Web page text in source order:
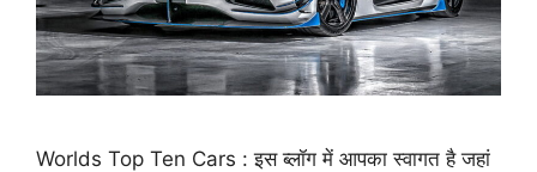
Worlds Top Ten Cars : इस ब्लॉग में आपका स्वागत है जहां